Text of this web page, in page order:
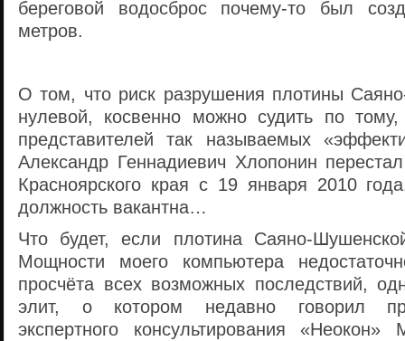
береговой водосброс почему-то был
метров.
О том, что риск разрушения плотины
нулевой, косвенно можно судить по
представителей так называемых
Александр Геннадиевич Хлопонин
Красноярского края с 19 января 2010
должность вакантна…
Что будет, если плотина Саяно-
Мощности моего компьютера
просчёта всех возможных последствий,
элит, о котором недавно говорил
экспертного консультирования